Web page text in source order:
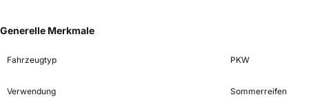
Generelle Merkmale
Fahrzeugtyp PKW
Verwendung Sommerreifen